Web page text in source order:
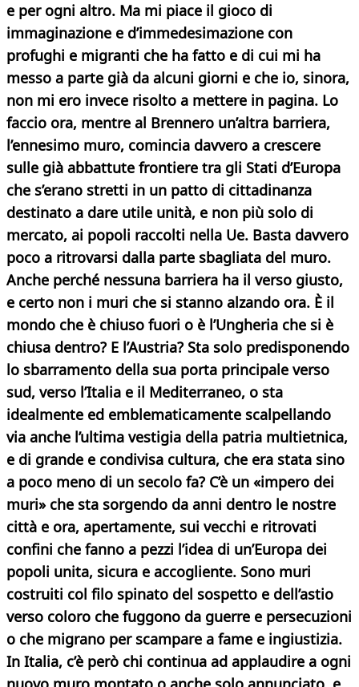
e per ogni altro. Ma mi piace il gioco di
immaginazione e d’immedesimazione con
profughi e migranti che ha fatto e di cui mi ha
messo a parte già da alcuni giorni e che io, sinora,
non mi ero invece risolto a mettere in pagina. Lo
faccio ora, mentre al Brennero un’altra barriera,
l’ennesimo muro, comincia davvero a crescere
sulle già abbattute frontiere tra gli Stati d’Europa
che s’erano stretti in un patto di cittadinanza
destinato a dare utile unità, e non più solo di
mercato, ai popoli raccolti nella Ue. Basta davvero
poco a ritrovarsi dalla parte sbagliata del muro.
Anche perché nessuna barriera ha il verso giusto,
e certo non i muri che si stanno alzando ora. È il
mondo che è chiuso fuori o è l’Ungheria che si è
chiusa dentro? E l’Austria? Sta solo predisponendo
lo sbarramento della sua porta principale verso
sud, verso l’Italia e il Mediterraneo, o sta
idealmente ed emblematicamente scalpellando
via anche l’ultima vestigia della patria multietnica,
e di grande e condivisa cultura, che era stata sino
a poco meno di un secolo fa? C’è un «impero dei
muri» che sta sorgendo da anni dentro le nostre
città e ora, apertamente, sui vecchi e ritrovati
confini che fanno a pezzi l’idea di un’Europa dei
popoli unita, sicura e accogliente. Sono muri
costruiti col filo spinato del sospetto e dell’astio
verso coloro che fuggono da guerre e persecuzioni
o che migrano per scampare a fame e ingiustizia.
In Italia, c’è però chi continua ad applaudire a ogni